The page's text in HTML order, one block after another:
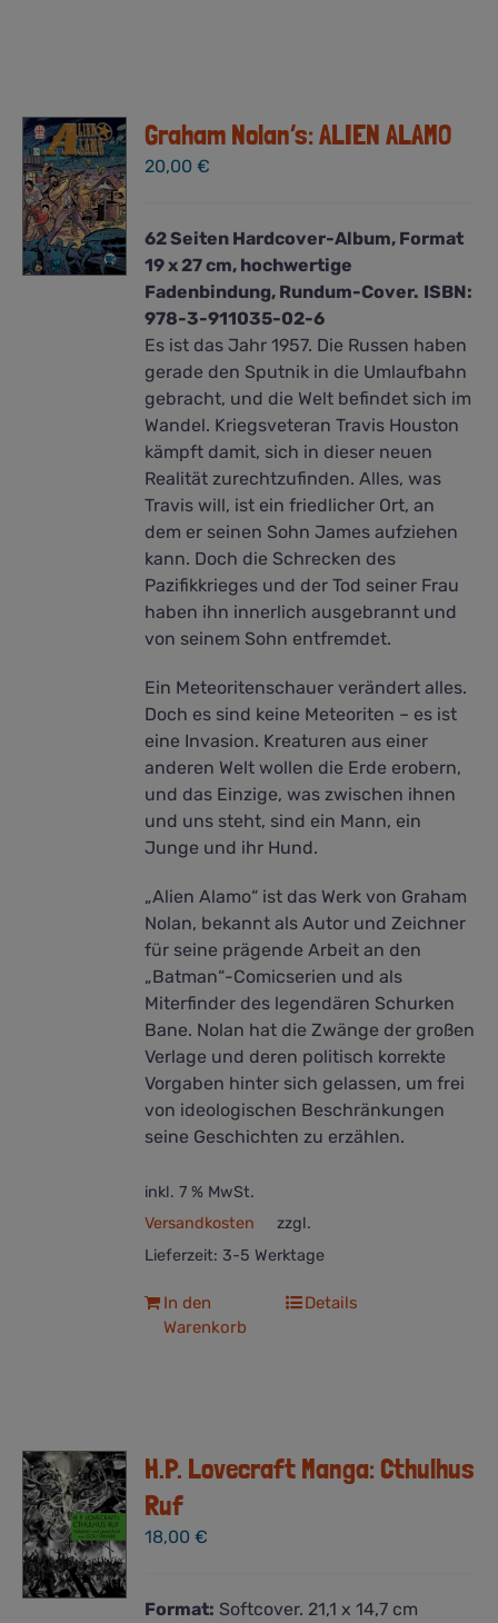
Graham Nolan’s: ALIEN ALAMO
20,00€
62 Seiten Hardcover-Album, Format
19 x 27 cm, hochwertige
Fadenbindung, Rundum-Cover. ISBN:
978-3-911035-02-6
Es ist das Jahr 1957. Die Russen haben
gerade den Sputnik in die Umlaufbahn
gebracht, und die Welt befindet sich im
Wandel. Kriegsveteran Travis Houston
kämpft damit, sich in dieser neuen
Realität zurechtzufinden. Alles, was
Travis will, ist ein friedlicher Ort, an
dem er seinen Sohn James aufziehen
kann. Doch die Schrecken des
Pazifikkrieges und der Tod seiner Frau
haben ihn innerlich ausgebrannt und
von seinem Sohn entfremdet.
Ein Meteoritenschauer verändert alles.
Doch es sind keine Meteoriten – es ist
eine Invasion. Kreaturen aus einer
anderen Welt wollen die Erde erobern,
und das Einzige, was zwischen ihnen
und uns steht, sind ein Mann, ein
Junge und ihr Hund.
„Alien Alamo“ ist das Werk von Graham
Nolan, bekannt als Autor und Zeichner
für seine prägende Arbeit an den
„Batman“-Comicserien und als
Miterfinder des legendären Schurken
Bane. Nolan hat die Zwänge der großen
Verlage und deren politisch korrekte
Vorgaben hinter sich gelassen, um frei
von ideologischen Beschränkungen
seine Geschichten zu erzählen.
inkl. 7 % MwSt.
zzgl.
Versandkosten
Lieferzeit: 3-5 Werktage
In den
Warenkorb
Details
H.P. Lovecraft Manga: Cthulhus
Ruf
18,00€
Format: Softcover. 21,1 x 14,7 cm